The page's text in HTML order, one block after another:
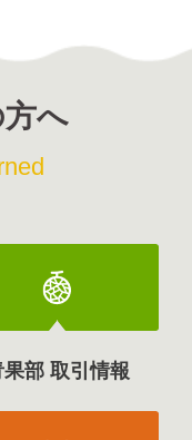
へ
果部 取引情報